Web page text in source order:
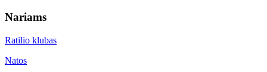
Nariams
Ratilio klubas
Natos